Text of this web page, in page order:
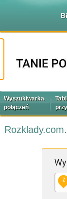
Wyszukiwarka
połączeń
Z